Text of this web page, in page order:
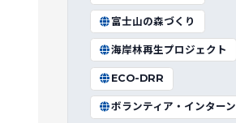
富士山の森づくり
海岸林再生プロジェクト
ECO-DRR
ボランティア・インターン